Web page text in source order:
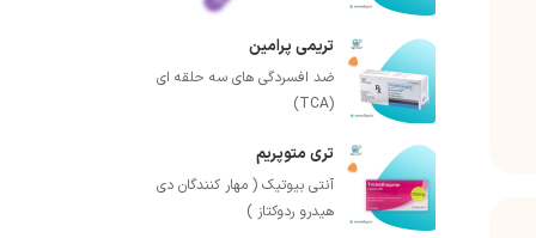
تریمی پرامین
ضد افسردگی های سه حلقه ای
(TCA)
تری متوپریم
آنتی بیوتیک ( مهار کنندگان دی
هیدرو ردوکتاز )